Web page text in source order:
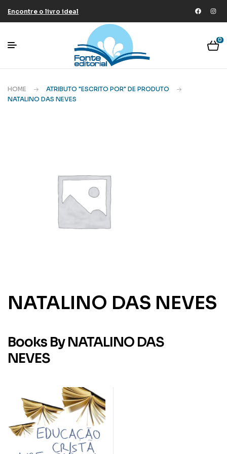
Encontre o livro ideal
0
HOME
ATRIBUTO "ESCRITO POR" DE PRODUTO
NATALINO DAS NEVES
NATALINO DAS NEVES
Books By NATALINO DAS
NEVES